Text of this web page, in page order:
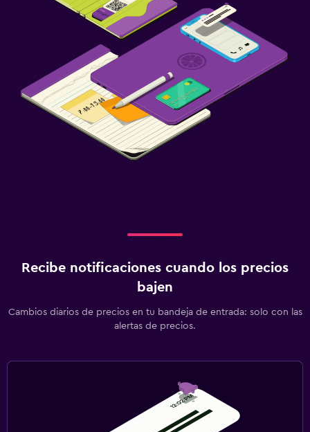
Recibe notificaciones cuando los precios
bajen
Cambios diarios de precios en tu bandeja de entrada: solo con las
alertas de precios.